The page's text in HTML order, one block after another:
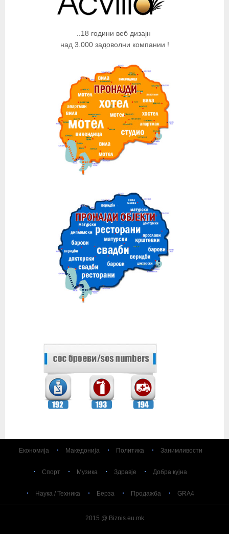
..18 години веб дизајн
над 3.000 задоволни компании !
Економија Македонија Политика Занимливости
Спорт Музика Здравје Добра кујна
Наука / Техника Берза Продажба GRA4
2015 @ Biznis.eu.mk